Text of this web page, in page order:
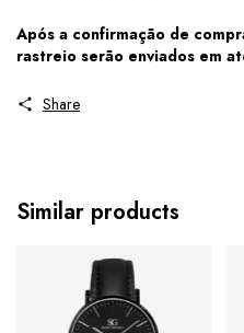
Após a confirmação de
rastreio serão enviados em
Share
Similar products